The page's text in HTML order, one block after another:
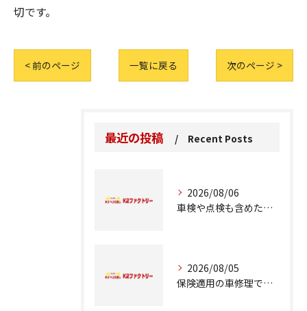
切です。
< 前のページ 一覧に戻る 次のページ >
最近の投稿 Recent Posts
2026/08/06
車検や点検も含めた車修理の重要ポイント解説
2026/08/05
保険適用の車修理で知っておくべきポイント